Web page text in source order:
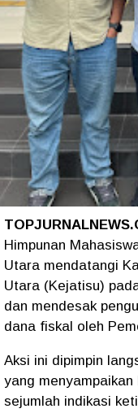
Himpunan
Utara mendatangi
Utara (Kejatisu)
dan mendesak
dana fiskal oleh
Aksi ini dipimpin
yang menyampaikan
sejumlah indikasi